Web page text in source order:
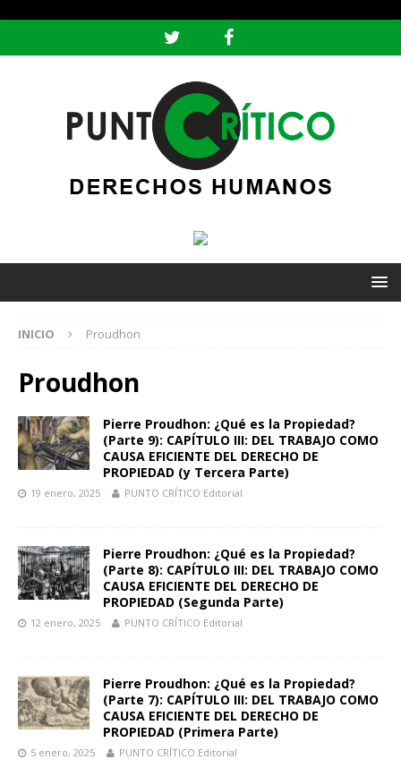
INICIO Proudhon
Proudhon
Pierre Proudhon: ¿Qué es la Propiedad?
(Parte 9): CAPÍTULO III: DEL TRABAJO COMO
CAUSA EFICIENTE DEL DERECHO DE
PROPIEDAD (y Tercera Parte)
19 enero, 2025 PUNTO CRÍTICO Editorial
Pierre Proudhon: ¿Qué es la Propiedad?
(Parte 8): CAPÍTULO III: DEL TRABAJO COMO
CAUSA EFICIENTE DEL DERECHO DE
PROPIEDAD (Segunda Parte)
12 enero, 2025 PUNTO CRÍTICO Editorial
Pierre Proudhon: ¿Qué es la Propiedad?
(Parte 7): CAPÍTULO III: DEL TRABAJO COMO
CAUSA EFICIENTE DEL DERECHO DE
PROPIEDAD (Primera Parte)
5 enero, 2025 PUNTO CRÍTICO Editorial